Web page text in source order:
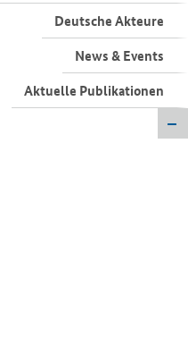
Deutsche Akteure
News & Events
Aktuelle Publikationen